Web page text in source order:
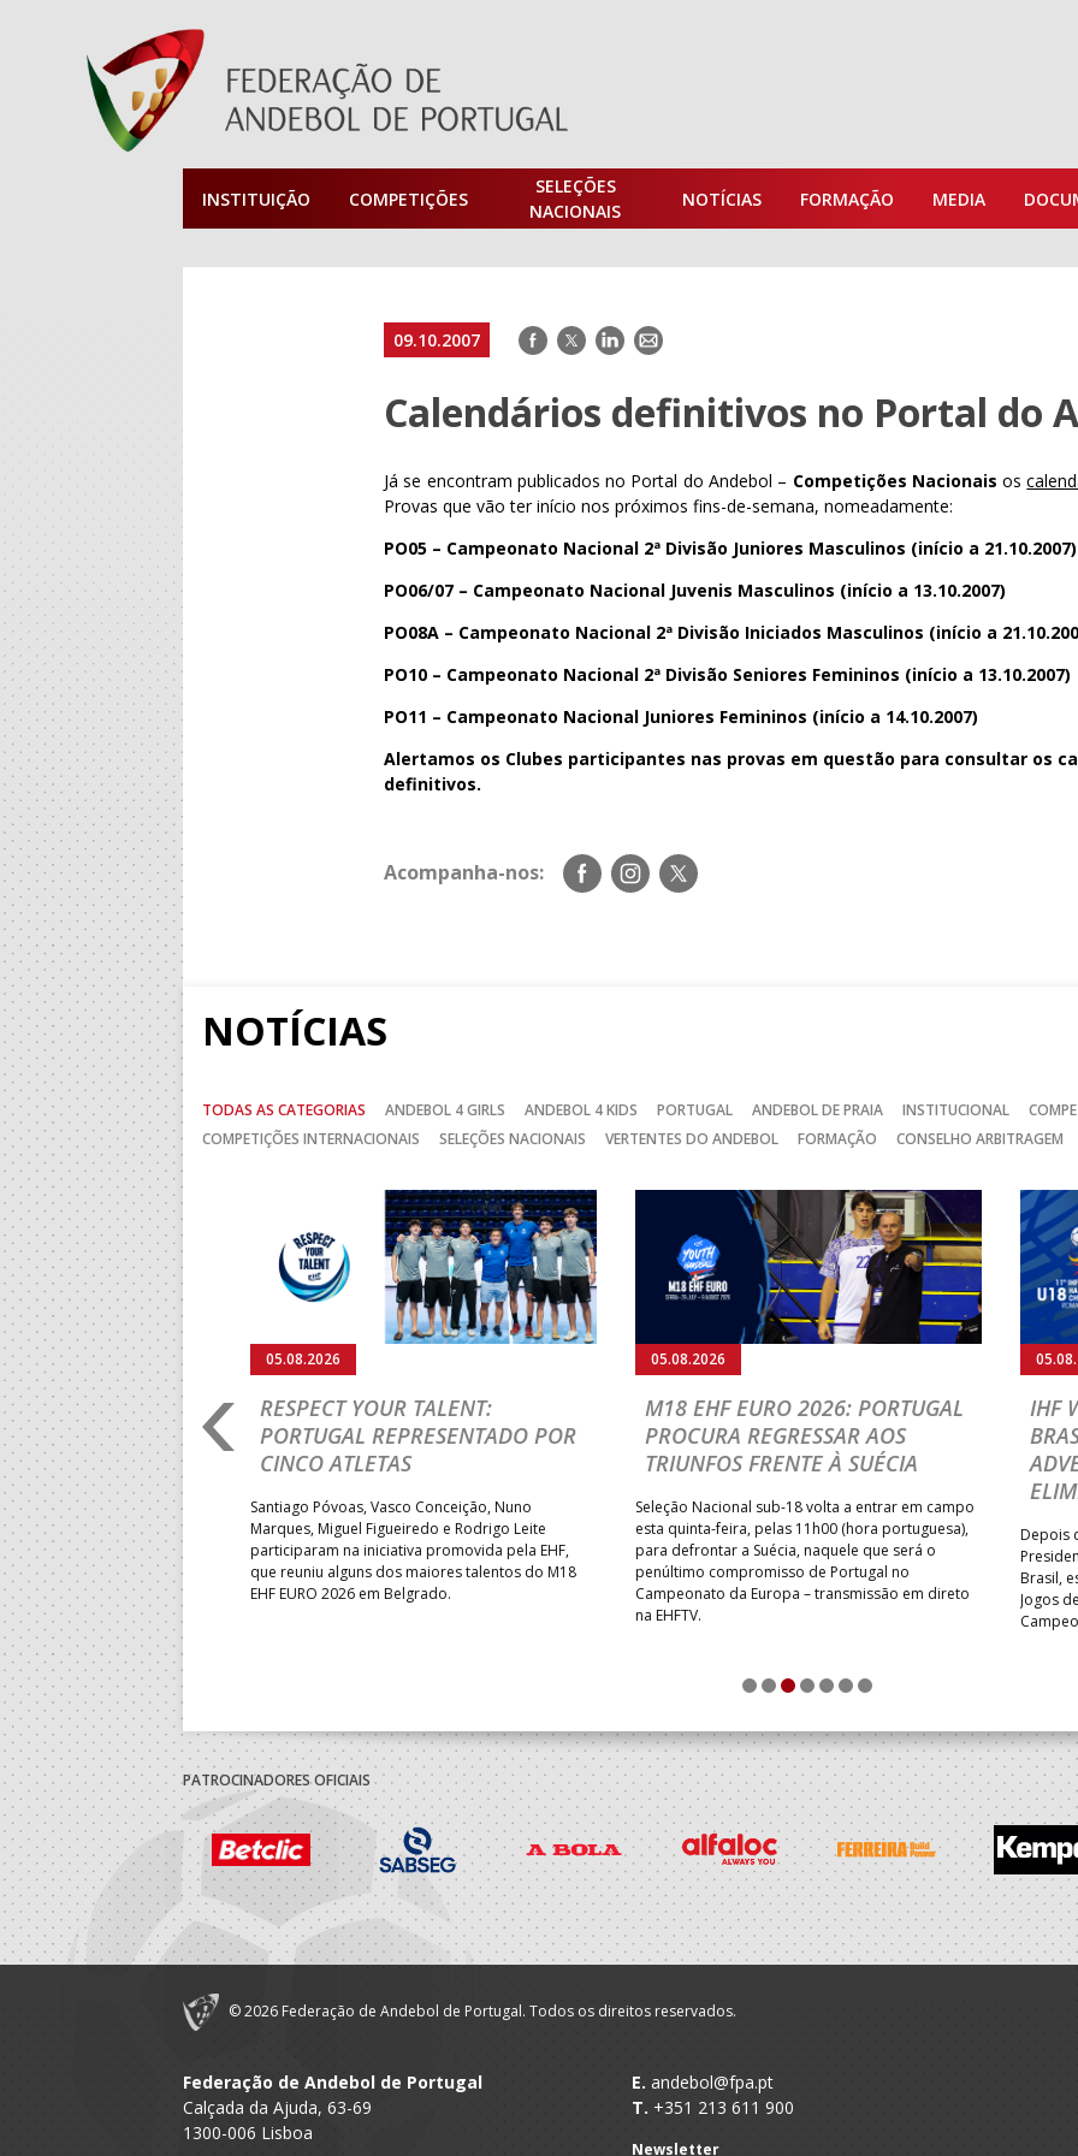
INSTITUIÇÃO COMPETIÇÕES
SELEÇÕES
NACIONAIS
NOTÍCIAS FORMAÇÃO MEDIA
09.10.2007 Facebook
TwitterLinkedIn
E-
Calendários definitivos no Portal do
Já se encontram publicados no Portal do Andebol – Competições Nacionais os
Provas que vão ter início nos próximos fins-de-semana, nomeadamente:
PO05 – Campeonato Nacional 2ª Divisão Juniores Masculinos (início a 21.10.2007)
PO06/07 – Campeonato Nacional Juvenis Masculinos (início a 13.10.2007)
PO08A – Campeonato Nacional 2ª Divisão Iniciados Masculinos (início a
PO10 – Campeonato Nacional 2ª Divisão Seniores Femininos (início a 13.10.2007)
PO11 – Campeonato Nacional Juniores Femininos (início a 14.10.2007)
Alertamos os Clubes participantes nas provas em questão para consultar os
definitivos.
Acompanha-nos:
Siga-
nos
Siga-
nos
Siga-
nos
NOTÍCIAS
TODAS AS CATEGORIAS ANDEBOL 4 GIRLS ANDEBOL 4 KIDS PORTUGAL ANDEBOL DE PRAIA INSTITUCIONAL
COMPETIÇÕES INTERNACIONAIS
SELEÇÕES NACIONAIS VERTENTES DO ANDEBOL FORMAÇÃO CONSELHO ARBITRAGEM
2026: PORTUGAL
E SEGUE NA LUTA
18 regressou às vitórias no
ao superar a Suécia por 32-
uma vaga para o
do Mundo.
05.08.2026
RESPECT YOUR TALENT:
PORTUGAL REPRESENTADO POR
CINCO ATLETAS
Santiago Póvoas, Vasco Conceição, Nuno
Marques, Miguel Figueiredo e Rodrigo Leite
participaram na iniciativa promovida pela EHF,
que reuniu alguns dos maiores talentos do M18
EHF EURO 2026 em Belgrado.
05.08.2026
M18 EHF EURO 2026: PORTUGAL
PROCURA REGRESSAR AOS
TRIUNFOS FRENTE À SUÉCIA
Seleção Nacional sub-18 volta a entrar em campo
esta quinta-feira, pelas 11h00 (hora portuguesa),
para defrontar a Suécia, naquele que será o
penúltimo compromisso de Portugal no
Campeonato da Europa – transmissão em direto
na EHFTV.
IHF
Depois
Brasil,
Jogos
1 2 3 4 5 6 7
PATROCINADORES OFICIAIS
© 2026 Federação de Andebol de Portugal. Todos os direitos reservados.
Federação de Andebol de Portugal
Calçada da Ajuda, 63-69
1300-006 Lisboa
E. andebol@fpa.pt
T. +351 213 611 900
Newsletter